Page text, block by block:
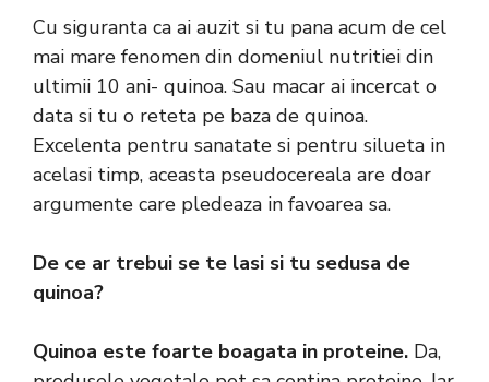
Cu siguranta ca ai auzit si tu pana acum de cel
mai mare fenomen din domeniul nutritiei din
ultimii 10 ani- quinoa. Sau macar ai incercat o
data si tu o reteta pe baza de quinoa.
Excelenta pentru sanatate si pentru silueta in
acelasi timp, aceasta pseudocereala are doar
argumente care pledeaza in favoarea sa.
De ce ar trebui se te lasi si tu sedusa de
quinoa?
Quinoa este foarte boagata in proteine. Da,